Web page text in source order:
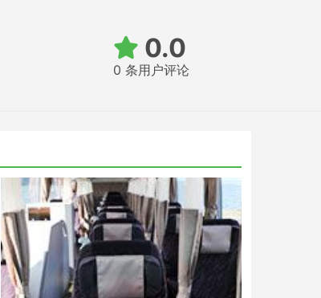
0.0
0 条用户评论